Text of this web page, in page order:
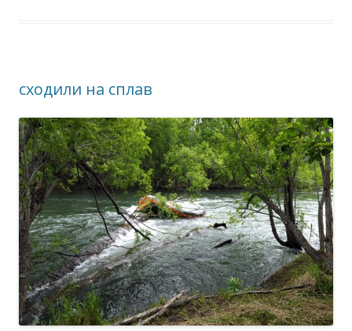
сходили на сплав